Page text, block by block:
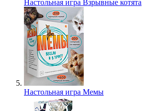
Настольная игра Взрывные котята
Настольная игра Мемы